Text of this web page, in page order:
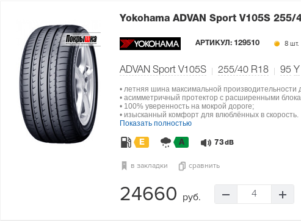
Yokohama ADVAN Sport V105S 255/
АРТИКУЛ: 129510 8 шт.
ADVAN Sport V105S 255/40 R18 95 Y
• летняя шина максимальной
• асимметричный протектор с расширенными
• 100% уверенность на мокрой дороге;
• изысканный комфорт для влюблённых в скорость.
Показать полностью
E A 73 dB
в закладки сравнить
24660 руб. 4